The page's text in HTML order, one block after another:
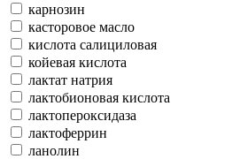
карнозин
касторовое масло
кислота салициловая
койевая кислота
лактат натрия
лактобионовая кислота
лактопероксидаза
лактоферрин
ланолин